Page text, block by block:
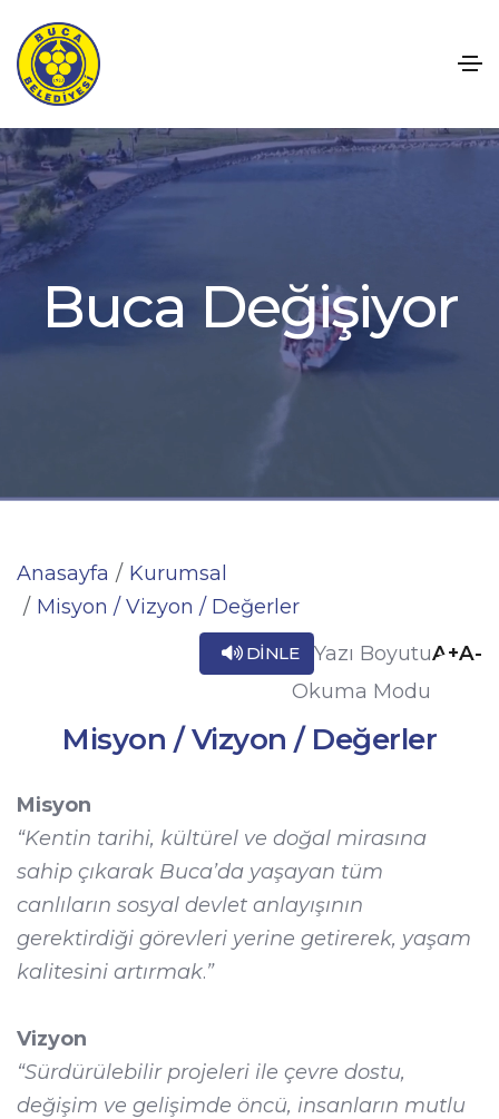
Buca Değişiyor
Anasayfa
Kurumsal
Misyon / Vizyon / Değerler
DINLE Yazı BoyutuA+A-
Okuma Modu
Misyon / Vizyon / Değerler
Misyon
“Kentin tarihi, kültürel ve doğal mirasına
sahip çıkarak Buca’da yaşayan tüm
canlıların sosyal devlet anlayışının
gerektirdiği görevleri yerine getirerek, yaşam
kalitesini artırmak.”
Vizyon
“Sürdürülebilir projeleri ile çevre dostu,
değişim ve gelişimde öncü, insanların mutlu